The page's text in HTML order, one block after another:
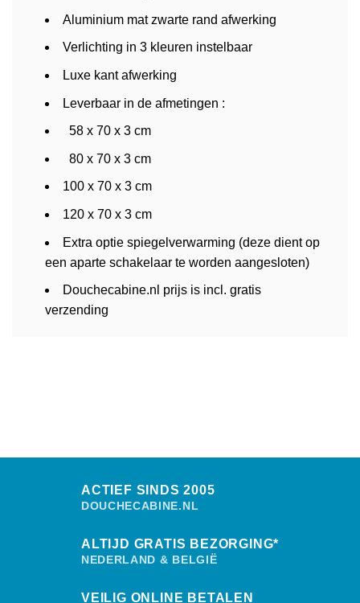
Aluminium mat zwarte rand afwerking
Verlichting in 3 kleuren instelbaar
Luxe kant afwerking
Leverbaar in de afmetingen :
58 x 70 x 3 cm
80 x 70 x 3 cm
100 x 70 x 3 cm
120 x 70 x 3 cm
Extra optie spiegelverwarming (deze dient op
een aparte schakelaar te worden aangesloten)
Douchecabine.nl prijs is incl. gratis
verzending
ACTIEF SINDS 2005
DOUCHECABINE.NL
ALTIJD GRATIS BEZORGING*
NEDERLAND & BELGIË
VEILIG ONLINE BETALEN